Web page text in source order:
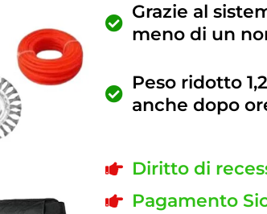
Grazie al
meno di un
Peso ridotto
anche dopo
Diritto di
Pagamento